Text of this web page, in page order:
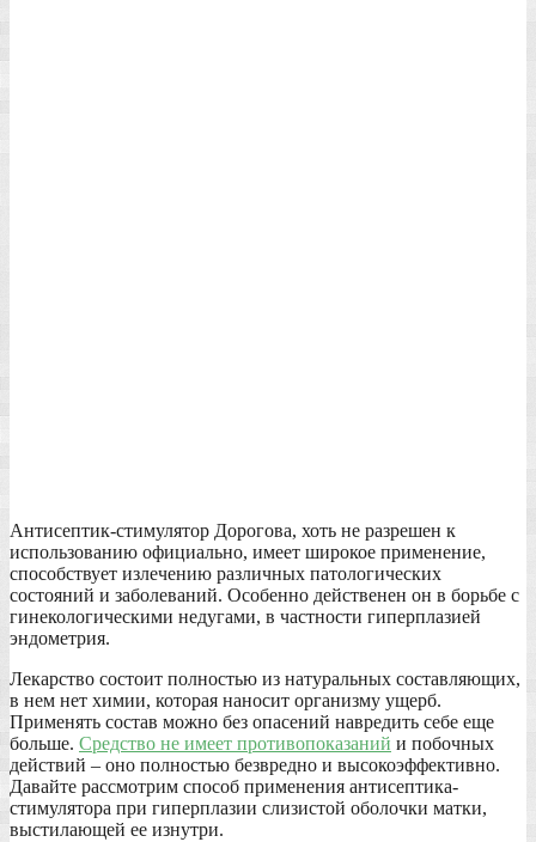
Антисептик-стимулятор Дорогова, хоть не разрешен к
использованию официально, имеет широкое применение,
способствует излечению различных патологических
состояний и заболеваний. Особенно действенен он в борьбе с
гинекологическими недугами, в частности гиперплазией
эндометрия.
Лекарство состоит полностью из натуральных составляющих,
в нем нет химии, которая наносит организму ущерб.
Применять состав можно без опасений навредить себе еще
больше. Средство не имеет противопоказаний и побочных
действий – оно полностью безвредно и высокоэффективно.
Давайте рассмотрим способ применения антисептика-
стимулятора при гиперплазии слизистой оболочки матки,
выстилающей ее изнутри.